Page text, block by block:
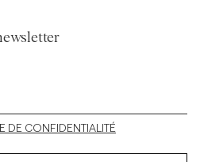
DE CONFIDENTIALITÉ